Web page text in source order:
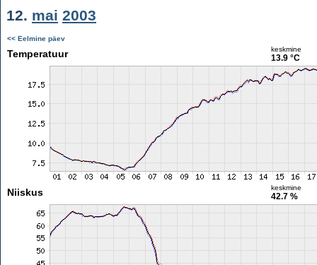
12. mai 2003
<< Eelmine päev
Temperatuur keskmine
13.9 °C
Niiskus keskmine
42.7 %